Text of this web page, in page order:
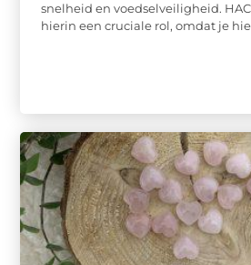
snelheid en voedselveiligheid.
hierin een cruciale rol, omdat je